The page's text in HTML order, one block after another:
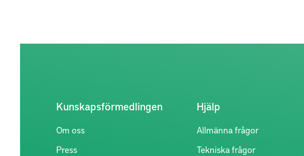
Kunskapsförmedlingen
Om oss
Press
Hjälp
Allmänna frågor
Tekniska frågor